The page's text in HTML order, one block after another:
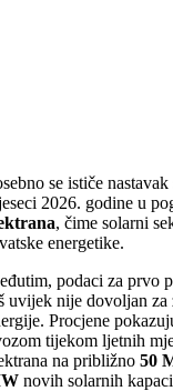
se ističe
2026. godine u
, čime solarni
energetike.
podaci za prvo
uvijek nije dovoljan za
Procjene
tijekom ljetnih
na približno 50
novih solarnih